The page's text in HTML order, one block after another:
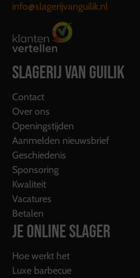
info@slagerijvanguilik.nl
SLAGERIJ VAN GUILIK
Contact
Over ons
Openingstijden
Aanmelden nieuwsbrief
Geschiedenis
Sponsoring
Kwaliteit
Vacatures
Betalen
JE ONLINE SLAGER
Hoe werkt het
Luxe barbecue